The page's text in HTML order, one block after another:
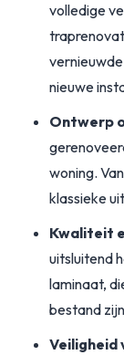
volledige
nieuwe
Ontwerp
woning.
klassieke
Kwaliteit
uitsluitend
laminaat,
bestand
Veiligheid